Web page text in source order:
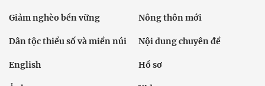
Giảm nghèo bền vững Nông thôn mới
Dân tộc thiểu số và miền núi Nội dung chuyên đề
English Hồ sơ